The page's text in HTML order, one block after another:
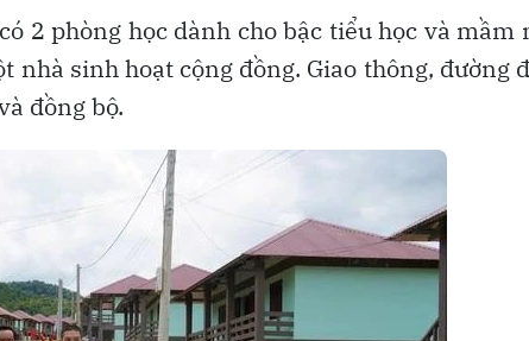
2 phòng học dành cho bậc tiểu học và mầm
nhà sinh hoạt cộng đồng. Giao thông, đường
đồng bộ.